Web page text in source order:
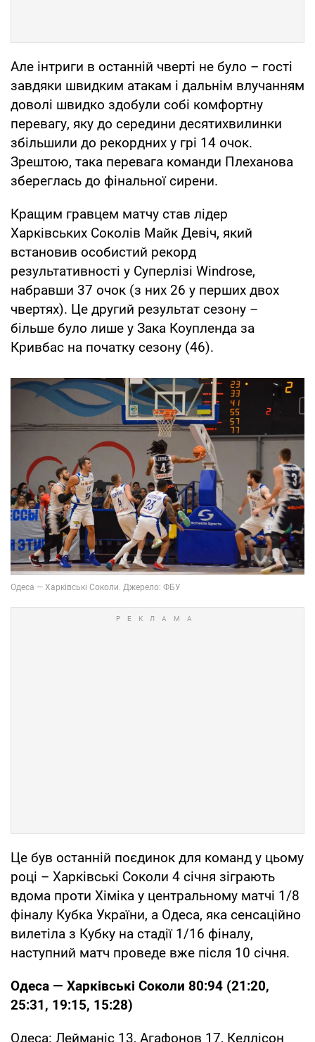
Але інтриги в останній чверті не було – гості
завдяки швидким атакам і дальнім влучанням
доволі швидко здобули собі комфортну
перевагу, яку до середини десятихвилинки
збільшили до рекордних у грі 14 очок.
Зрештою, така перевага команди Плеханова
збереглась до фінальної сирени.
Кращим гравцем матчу став лідер
Харківських Соколів Майк Девіч, який
встановив особистий рекорд
результативності у Суперлізі Windrose,
набравши 37 очок (з них 26 у перших двох
чвертях). Це другий результат сезону –
більше було лише у Зака Коупленда за
Кривбас на початку сезону (46).
Це був останній поєдинок для команд у цьому
році – Харківські Соколи 4 січня зіграють
вдома проти Хіміка у центральному матчі 1/8
фіналу Кубка України, а Одеса, яка сенсаційно
вилетіла з Кубку на стадії 1/16 фіналу,
наступний матч проведе вже після 10 січня.
Одеса — Харківські Соколи 80:94 (21:20,
25:31, 19:15, 15:28)
Одеса: Лейманіс 13, Агафонов 17, Келлісон